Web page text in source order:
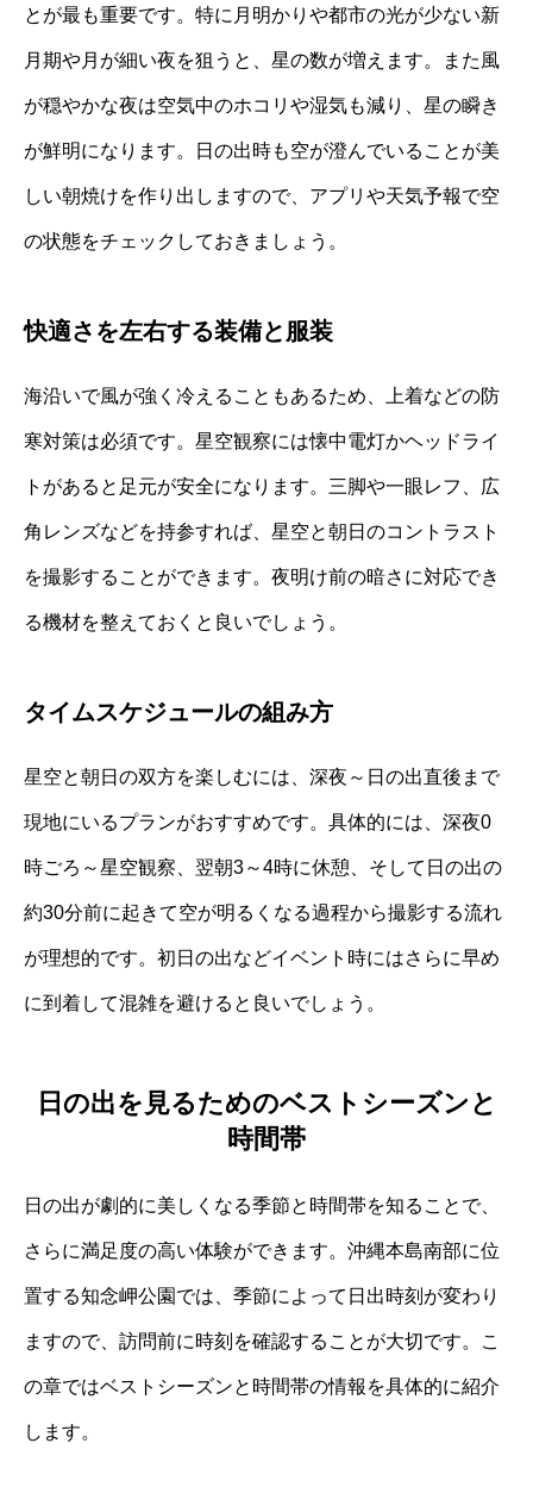
とが最も重要です。特に月明かりや都市の光が少ない新
月期や月が細い夜を狙うと、星の数が増えます。また風
が穏やかな夜は空気中のホコリや湿気も減り、星の瞬き
が鮮明になります。日の出時も空が澄んでいることが美
しい朝焼けを作り出しますので、アプリや天気予報で空
の状態をチェックしておきましょう。
快適さを左右する装備と服装
海沿いで風が強く冷えることもあるため、上着などの防
寒対策は必須です。星空観察には懐中電灯かヘッドライ
トがあると足元が安全になります。三脚や一眼レフ、広
角レンズなどを持参すれば、星空と朝日のコントラスト
を撮影することができます。夜明け前の暗さに対応でき
る機材を整えておくと良いでしょう。
タイムスケジュールの組み方
星空と朝日の双方を楽しむには、深夜～日の出直後まで
現地にいるプランがおすすめです。具体的には、深夜0
時ごろ～星空観察、翌朝3～4時に休憩、そして日の出の
約30分前に起きて空が明るくなる過程から撮影する流れ
が理想的です。初日の出などイベント時にはさらに早め
に到着して混雑を避けると良いでしょう。
日の出を見るためのベストシーズンと
時間帯
日の出が劇的に美しくなる季節と時間帯を知ることで、
さらに満足度の高い体験ができます。沖縄本島南部に位
置する知念岬公園では、季節によって日出時刻が変わり
ますので、訪問前に時刻を確認することが大切です。こ
の章ではベストシーズンと時間帯の情報を具体的に紹介
します。